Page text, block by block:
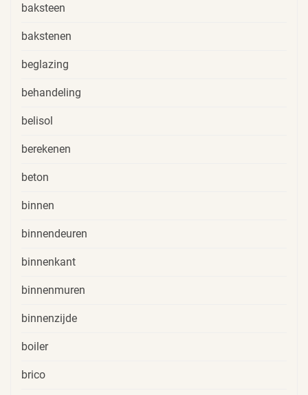
baksteen
bakstenen
beglazing
behandeling
belisol
berekenen
beton
binnen
binnendeuren
binnenkant
binnenmuren
binnenzijde
boiler
brico